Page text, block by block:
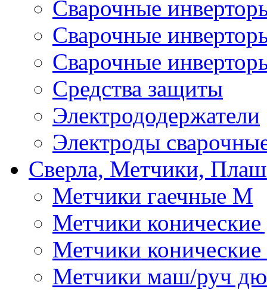
Сварочные
Сварочные
Сварочные
Средства защиты
Электрододержатели
Электроды
Сверла, Метчики,
Метчики гаечные М
Метчики
Метчики
Метчики маш/руч